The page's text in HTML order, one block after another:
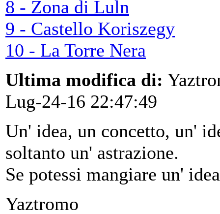
8 - Zona di Luln
9 - Castello Koriszegy
10 - La Torre Nera
Ultima modifica di:
Lug-24-16 22:47:49
Un' idea, un concetto, un'
soltanto un' astrazione.
Se potessi mangiare un'
Yaztromo